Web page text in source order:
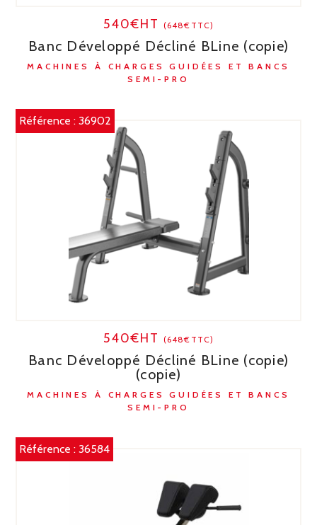
540€HT (648€TTC)
Banc Développé Décliné BLine (copie)
MACHINES À CHARGES GUIDÉES ET BANCS
SEMI-PRO
Référence :36902
540€HT (648€TTC)
Banc Développé Décliné BLine (copie)
(copie)
MACHINES À CHARGES GUIDÉES ET BANCS
SEMI-PRO
Référence :36584